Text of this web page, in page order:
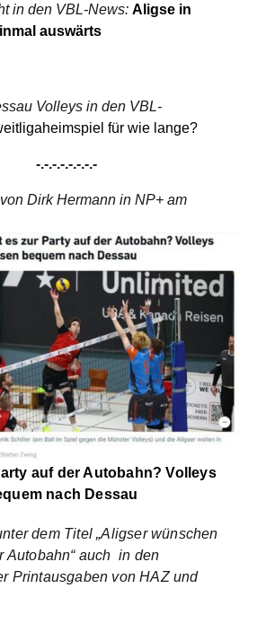
in den VBL-News: Aligse in
auswärts
Volleys in den VBL-
für wie lange?
-.-.-.-.-.-.-.-
Dirk Hermann in NP+ am
auf der Autobahn? Volleys
nach Dessau
dem Titel „Aligser wünschen
Autobahn“ auch in den
Printausgaben von HAZ und